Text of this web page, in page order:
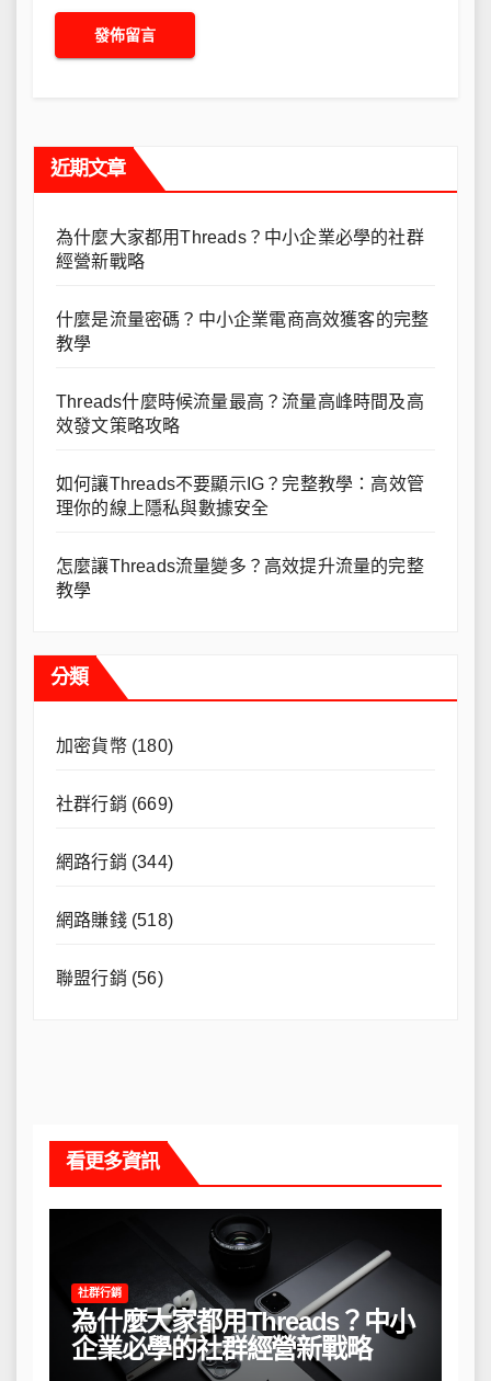
近期文章
為什麼大家都用Threads？中小企業必學的社群
經營新戰略
什麼是流量密碼？中小企業電商高效獲客的完整
教學
Threads什麼時候流量最高？流量高峰時間及高
效發文策略攻略
如何讓Threads不要顯示IG？完整教學：高效管
理你的線上隱私與數據安全
怎麼讓Threads流量變多？高效提升流量的完整
教學
分類
加密貨幣(180)
社群行銷 (669)
網路行銷 (344)
網路賺錢(518)
聯盟行銷 (56)
看更多資訊
社群行銷
為什麼大家都用Threads？中小
企業必學的社群經營新戰略